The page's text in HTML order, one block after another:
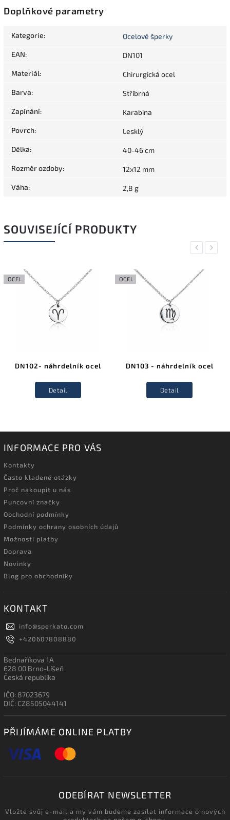
Doplňkové parametry
Kategorie: Ocelové šperky
EAN: DN101
Materiál: Chirurgická ocel
Barva: Stříbrná
Zapínání: Karabina
Povrch: Lesklý
Délka: 40-46 cm
Rozměr ozdoby: 12x12 mm
Váha: 2,8 g
SOUVISEJÍCÍ PRODUKTY
Previous
OCEL
DN102- náhrdelník ocel
Detail
OCEL
DN103 - náhrdelník ocel
Detail
Next
INFORMACE PRO VÁS
Kontakty
Často kladené otázky
Proč nakoupit u nás
Puncovní značky
Obchodní podmínky
Podmínky ochrany osobních údajů
Možnosti platby
Doprava
Novinky
Blog pro obchodníky
KONTAKT
info@sperkato.com
+420607808880
Bednaříkova 1A
628 00 Brno-Líšeň
Česká republika
IČO: 87023679
DIČ: CZ8505044141
PŘIJÍMÁME ONLINE PLATBY
ODEBÍRAT NEWSLETTER
Vložte svůj e-mail a my vám budeme zasílat informace o nových